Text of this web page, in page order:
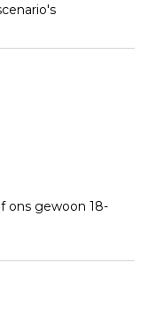
ons gewoon 18-